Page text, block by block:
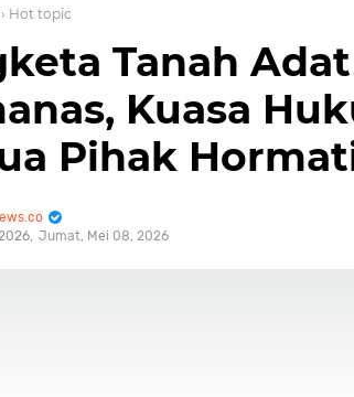
› Hot topic
Tanah
Kuasa
Pihak
Jumat, Mei 08, 2026